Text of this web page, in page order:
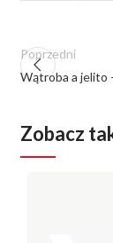
Poprzedni
Wątroba a jelito
Zobacz